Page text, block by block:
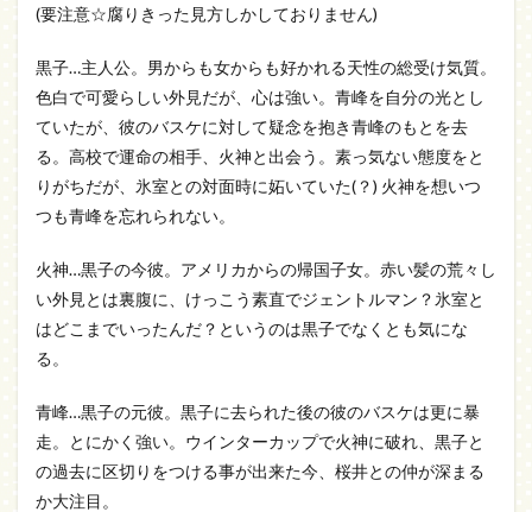
(要注意☆腐りきった見方しかしておりません)
黒子…主人公。男からも女からも好かれる天性の総受け気質。
色白で可愛らしい外見だが、心は強い。青峰を自分の光とし
ていたが、彼のバスケに対して疑念を抱き青峰のもとを去
る。高校で運命の相手、火神と出会う。素っ気ない態度をと
りがちだが、氷室との対面時に妬いていた(？) 火神を想いつ
つも青峰を忘れられない。
火神…黒子の今彼。アメリカからの帰国子女。赤い髪の荒々し
い外見とは裏腹に、けっこう素直でジェントルマン？氷室と
はどこまでいったんだ？というのは黒子でなくとも気にな
る。
青峰…黒子の元彼。黒子に去られた後の彼のバスケは更に暴
走。とにかく強い。ウインターカップで火神に破れ、黒子と
の過去に区切りをつける事が出来た今、桜井との仲が深まる
か大注目。